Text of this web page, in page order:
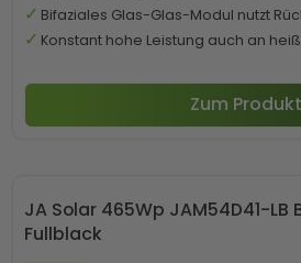
Bifaziales Glas-Glas-Modul nutzt
Konstant hohe Leistung auch an
Zum Produkt
JA Solar 465Wp JAM54D41-
Fullblack